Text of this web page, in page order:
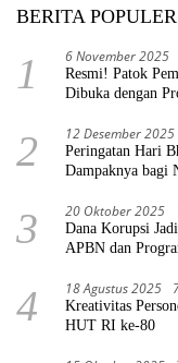
BERITA POPULER
1 6 November 2025
Resmi! Patok
Dibuka dengan
2 12 Desember 2025
Peringatan Hari
Dampaknya bagi
3 20 Oktober 2025
Dana Korupsi
APBN dan
4 18 Agustus 2025
Kreativitas
HUT RI ke-80